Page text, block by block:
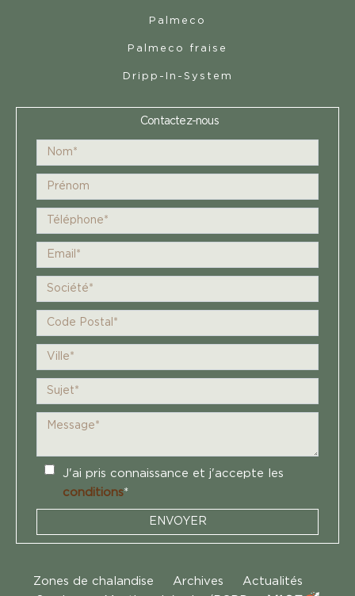
Palmeco
Palmeco fraise
Dripp-In-System
Contactez-nous
J'ai pris connaissance et j'accepte les
conditions*
ENVOYER
Zones de chalandise Archives
Actualités